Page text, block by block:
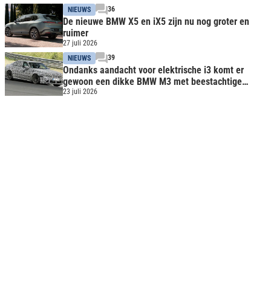
NIEUWS
36
De nieuwe BMW X5 en iX5 zijn nu nog groter en
ruimer
27 juli 2026
NIEUWS
39
Ondanks aandacht voor elektrische i3 komt er
gewoon een dikke BMW M3 met beestachtige
benzinemotor
23 juli 2026